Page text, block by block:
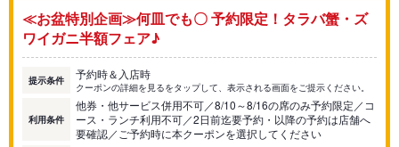
≪お盆特別企画≫何皿でも〇 予約限定！タラバ蟹・ズ
ワイガニ半額フェア♪
提示条件 予約時＆入店時
クーポンの詳細を見るをタップして、表示される画面をご提示ください。
利用条件
他券・他サービス併用不可／8/10～8/16の席のみ予約限定／コ
ース・ランチ利用不可／2日前迄要予約・以降の予約は店舗へ
要確認／ご予約時に本クーポンを選択してください